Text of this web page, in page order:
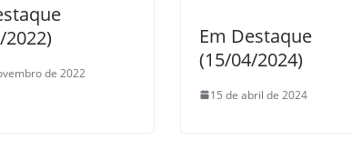
de 2022
Em Destaque
(15/04/2024)
15 de abril de 2024